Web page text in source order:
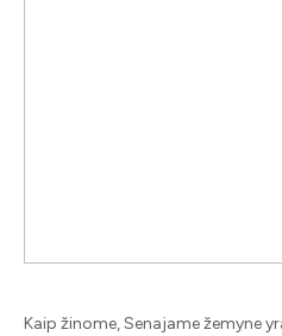
Kaip žinome, Senajame žemyne